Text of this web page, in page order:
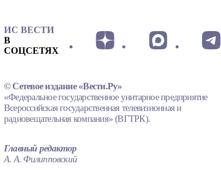
ИС ВЕСТИ
В
СОЦСЕТЯХ
© Сетевое издание «Вести.Ру»
«Федеральное государственное унитарное предприятие
Всероссийская государственная телевизионная и
радиовещательная компания» (ВГТРК).
Главный редактор
А. А. Филипповский